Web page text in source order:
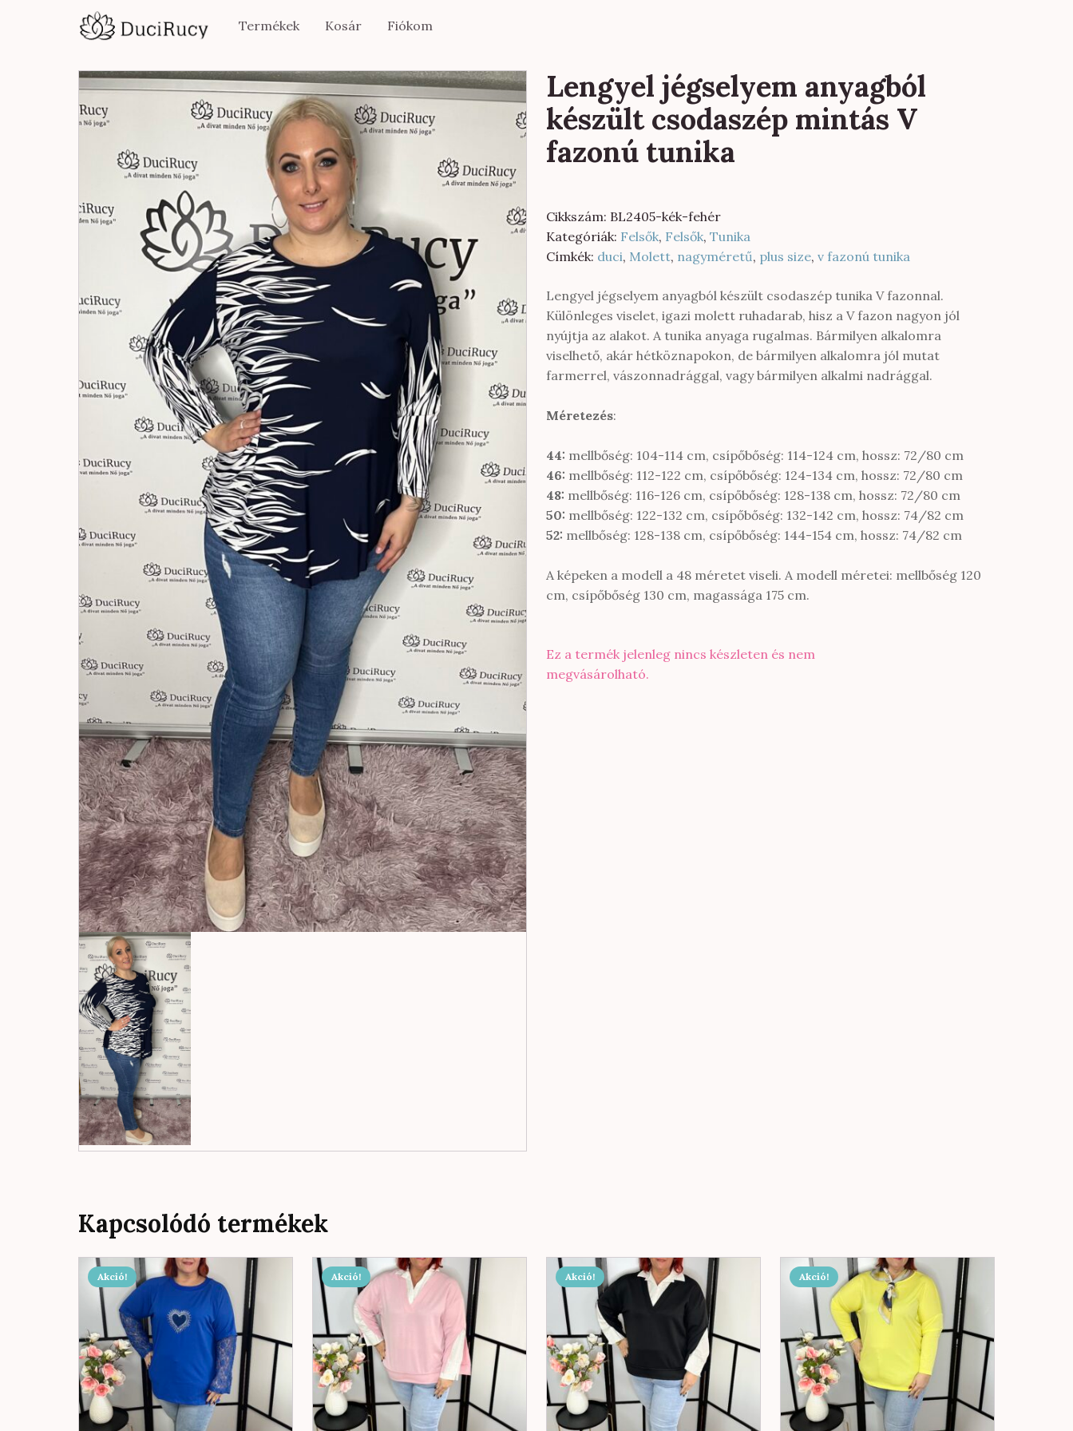
Termékek Kosár Fiókom
Lengyel jégselyem anyagból
készült csodaszép mintás V
fazonú tunika
Cikkszám: BL2405-kék-fehér
Kategóriák: Felsők, Felsők, Tunika
Címkék: duci, Molett, nagyméretű, plus size, v fazonú tunika
Lengyel jégselyem anyagból készült csodaszép tunika V fazonnal.
Különleges viselet, igazi molett ruhadarab, hisz a V fazon nagyon jól
nyújtja az alakot. A tunika anyaga rugalmas. Bármilyen alkalomra
viselhető, akár hétköznapokon, de bármilyen alkalomra jól mutat
farmerrel, vászonnadrággal, vagy bármilyen alkalmi nadrággal.
Méretezés:
44: mellbőség: 104-114 cm, csípőbőség: 114-124 cm, hossz: 72/80 cm
46: mellbőség: 112-122 cm, csípőbőség: 124-134 cm, hossz: 72/80 cm
48: mellbőség: 116-126 cm, csípőbőség: 128-138 cm, hossz: 72/80 cm
50: mellbőség: 122-132 cm, csípőbőség: 132-142 cm, hossz: 74/82 cm
52: mellbőség: 128-138 cm, csípőbőség: 144-154 cm, hossz: 74/82 cm
A képeken a modell a 48 méretet viseli. A modell méretei: mellbőség 120
cm, csípőbőség 130 cm, magassága 175 cm.
Ez a termék jelenleg nincs készleten és nem
megvásárolható.
Kapcsolódó termékek
Akció! Akció! Akció! Akció!